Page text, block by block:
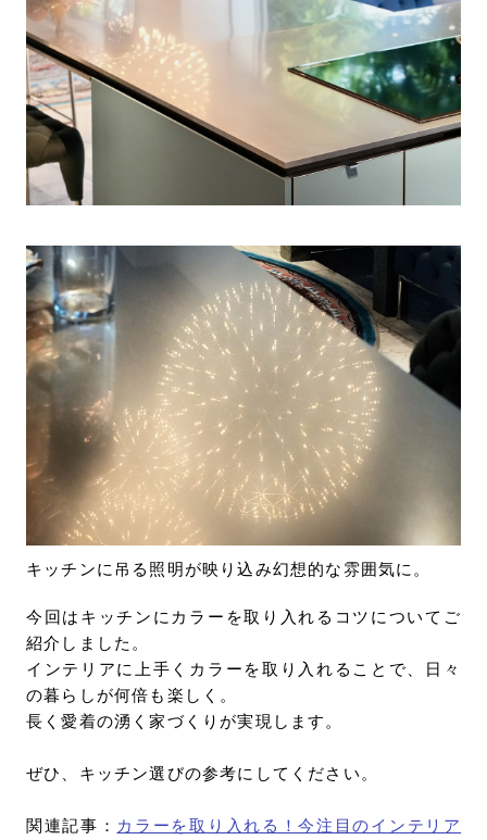
キッチンに吊る照明が映り込み幻想的な雰囲気に。
今回はキッチンにカラーを取り入れるコツについてご
紹介しました。
インテリアに上手くカラーを取り入れることで、日々
の暮らしが何倍も楽しく。
長く愛着の湧く家づくりが実現します。
ぜひ、キッチン選びの参考にしてください。
関連記事： カラーを取り入れる！今注目のインテリア